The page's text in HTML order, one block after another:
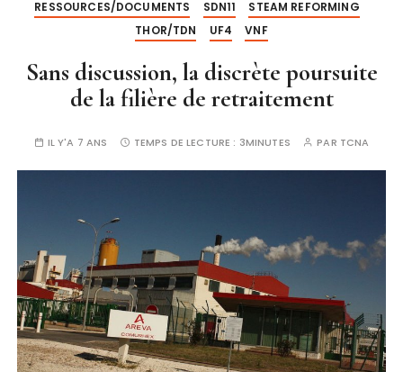
RESSOURCES/DOCUMENTS
SDN11
STEAM REFORMING
THOR/TDN
UF4 VNF
Sans discussion, la discrète poursuite
de la filière de retraitement
IL Y'A 7 ANS TEMPS DE LECTURE : 3MINUTES PAR TCNA